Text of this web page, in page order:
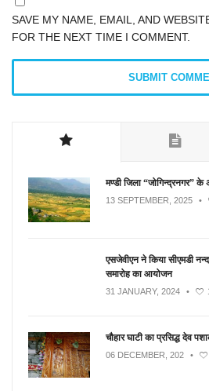
SAVE MY NAME, EMAIL, AND
FOR THE NEXT TIME I COMMENT.
मण्डी जिला “जोगिन्द्रनगर”
13 SEPTEMBER, 2025 •
एसजेवीएन ने किया सीएमडी
समारोह का आयोजन
31 JANUARY, 2024 •
चौहार घाटी का प्रसिद्ध देव
06 DECEMBER, 202 •